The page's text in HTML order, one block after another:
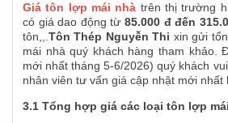
Giá tôn lợp mái nhà trên thị trường
có giá dao động từ 85.000 đ đến
tôn,,.Tôn Thép Nguyễn Thi xin gửi
mái nhà quý khách hàng tham khảo.
mới nhất tháng 5-6/2026) quý khách
nhân viên tư vấn giá cập nhật mới nhất
3.1 Tổng hợp giá các loại tôn lợp